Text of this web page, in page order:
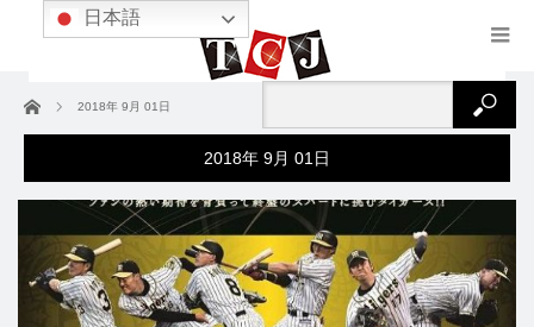
ホーム 2018年 9月 01日
2018年 9月 01日
日本語